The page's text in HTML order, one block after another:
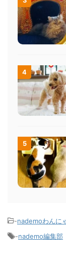
4
5
-nademoわんに
-nademo編集部